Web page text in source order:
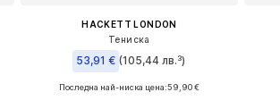
HACKETT LONDON
Тениска
53,91 € (105,44 лв.³)
Налични размери: M, L, XL, XXL
Последна най-ниска цена:59,90 €